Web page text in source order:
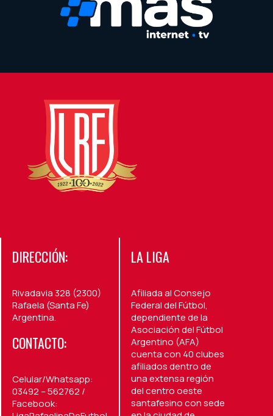
DIRECCIÓN:
Rivadavia 328 (2300)
Rafaela (Santa Fe)
Argentina.
CONTACTO:
Celular/Whatsapp:
03492 – 562762 /
Facebook:
LA LIGA
Afiliada al Consejo
Federal del Fútbol,
dependiente de la
Asociación del Fútbol
Argentino (AFA)
cuenta con 40 clubes
afiliados dentro de
una extensa región
del centro oeste
santafesino con sede